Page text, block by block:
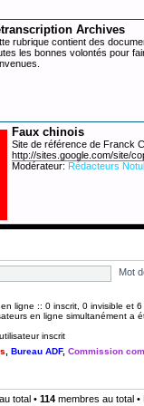
Archives
rubrique contient des
les bonnes volontés pour
Faux chinois
Site de référence de Franck
http://sites.google.com/site/
Modérateur: Rédacteurs
Mot
ligne :: 0 inscrit, 0 invisible et
en ligne simultanément a
inscrit
Bureau ADF, Commission
total • 114 membres au total